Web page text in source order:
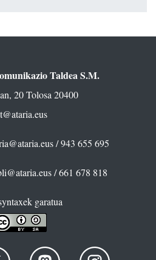
Taldea S.M.
20 Tolosa 20400
/ 943 655 695
/ 661 678 818
garatua